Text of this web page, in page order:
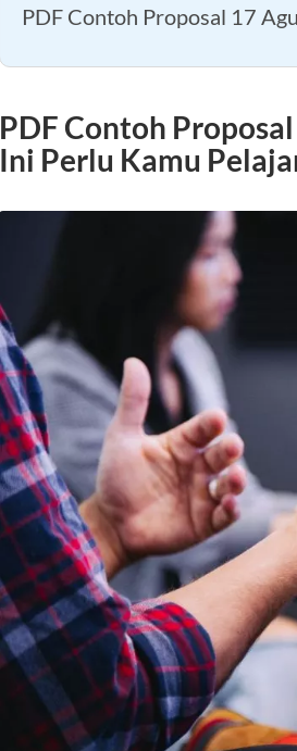
PDF Contoh Proposal 17
PDF Contoh
Ini Perlu Kamu